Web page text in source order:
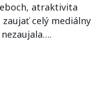
atraktivita
celý mediálny